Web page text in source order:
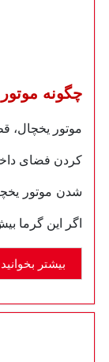
چگونه
موتور یخچال،
کردن فضای
شدن موتور
اگر این گرما
بیشتر بخوانید